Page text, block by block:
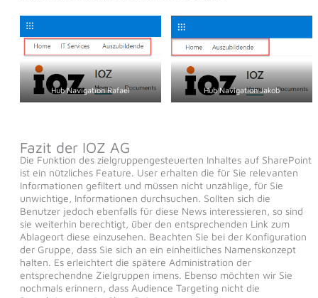
Hub Navigation Rafael Hub Navigation Jakob
Fazit der IOZ AG
Die Funktion des zielgruppengesteuerten Inhaltes auf SharePoint
ist ein nützliches Feature. User erhalten die für Sie relevanten
Informationen gefiltert und müssen nicht unzählige, für Sie
unwichtige, Informationen durchsuchen. Sollten sich die
Benutzer jedoch ebenfalls für diese News interessieren, so sind
sie weiterhin berechtigt, über den entsprechenden Link zum
Ablageort diese einzusehen. Beachten Sie bei der Konfiguration
der Gruppe, dass Sie sich an ein einheitliches Namenskonzept
halten. Es erleichtert die spätere Administration der
entsprechendne Zielgruppen imens. Ebenso möchten wir Sie
nochmals erinnern, dass Audience Targeting nicht die